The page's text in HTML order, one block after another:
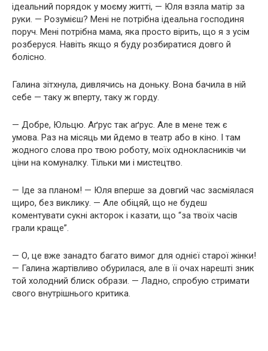
ідеальний порядок у моєму житті, — Юля взяла матір за
руки. — Розумієш? Мені не потрібна ідеальна господиня
поруч. Мені потрібна мама, яка просто вірить, що я з усім
розберуся. Навіть якщо я буду розбиратися довго й
болісно.
Галина зітхнула, дивлячись на доньку. Вона бачила в ній
себе — таку ж вперту, таку ж горду.
— Добре, Юльцю. Аґрус так аґрус. Але в мене теж є
умова. Раз на місяць ми йдемо в театр або в кіно. І там
жодного слова про твою роботу, моїх однокласників чи
ціни на комуналку. Тільки ми і мистецтво.
— Іде за планом! — Юля вперше за довгий час засміялася
щиро, без виклику. — Але обіцяй, що не будеш
коментувати сукні акторок і казати, що “за твоїх часів
грали краще”.
— О, це вже занадто багато вимог для однієї старої жінки!
— Галина жартівливо обурилася, але в її очах нарешті зник
той холодний блиск образи. — Ладно, спробую стримати
свого внутрішнього критика.